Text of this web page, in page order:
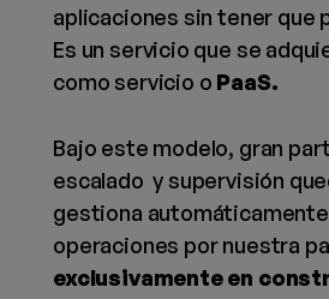
aplicaciones sin tener que
Es un servicio que se
como servicio o PaaS.
Bajo este modelo, gran
escalado y supervisión
gestiona
operaciones por nuestra
exclusivamente en